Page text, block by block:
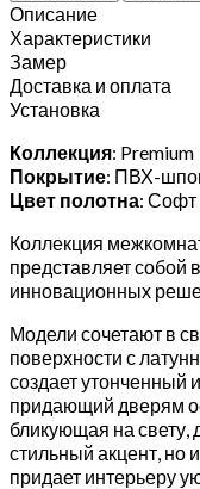
Описание
Характеристики
Замер
Доставка и оплата
Установка
Коллекция: Premium
Покрытие: ПВХ-
Цвет полотна: Софт
Коллекция
представляет собой
инновационных
Модели сочетают в
поверхности с
создает
придающий дверям
бликующая на свету,
стильный акцент, но
придает интерьеру